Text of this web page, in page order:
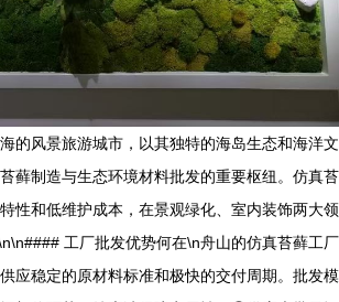
的风景旅游城市，以其独特的海岛生态和海洋文
藓制造与生态环境材料批发的重要枢纽。仿真苔
性和低维护成本，在景观绿化、室内装饰两大领
工厂批发优势何在\n舟山的仿真苔藓工厂
应稳定的原材料标准和极快的交付周期。批发模